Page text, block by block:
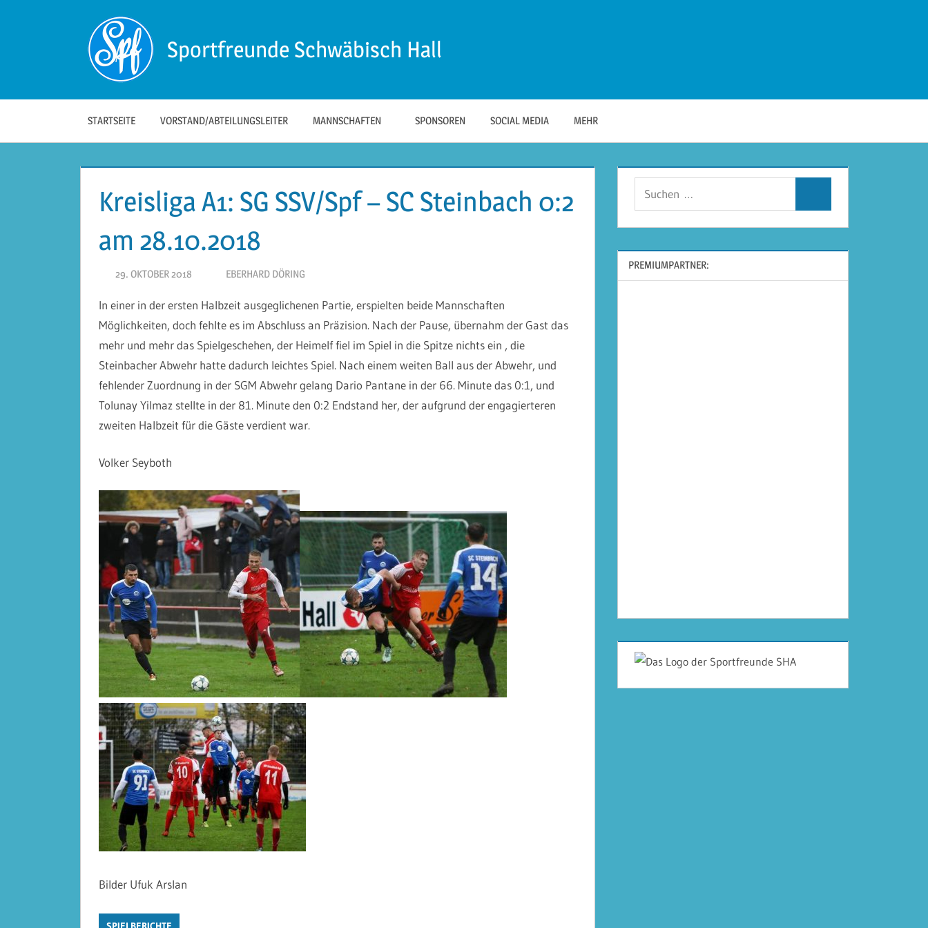
Sportfreunde Schwäbisch Hall
Die
offizielle
Sportfreunde
STARTSEITE VORSTAND/ABTEILUNGSLEITER MANNSCHAFTEN SPONSOREN SOCIAL MEDIA MEHR
Kreisliga A1: SG SSV/Spf – SC Steinbach 0:2
am 28.10.2018
29. OKTOBER 2018 EBERHARD DÖRING
In einer in der ersten Halbzeit ausgeglichenen Partie, erspielten beide Mannschaften
Möglichkeiten, doch fehlte es im Abschluss an Präzision. Nach der Pause, übernahm der Gast das
mehr und mehr das Spielgeschehen, der Heimelf fiel im Spiel in die Spitze nichts ein , die
Steinbacher Abwehr hatte dadurch leichtes Spiel. Nach einem weiten Ball aus der Abwehr, und
fehlender Zuordnung in der SGM Abwehr gelang Dario Pantane in der 66. Minute das 0:1, und
Tolunay Yilmaz stellte in der 81. Minute den 0:2 Endstand her, der aufgrund der engagierteren
zweiten Halbzeit für die Gäste verdient war.
Volker Seyboth
Bilder Ufuk Arslan
PREMIUMPARTNER: